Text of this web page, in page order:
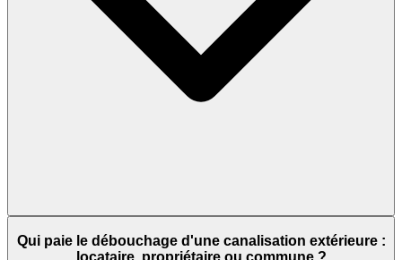
Qui paie le débouchage d'une canalisation extérieure :
locataire, propriétaire ou commune ?